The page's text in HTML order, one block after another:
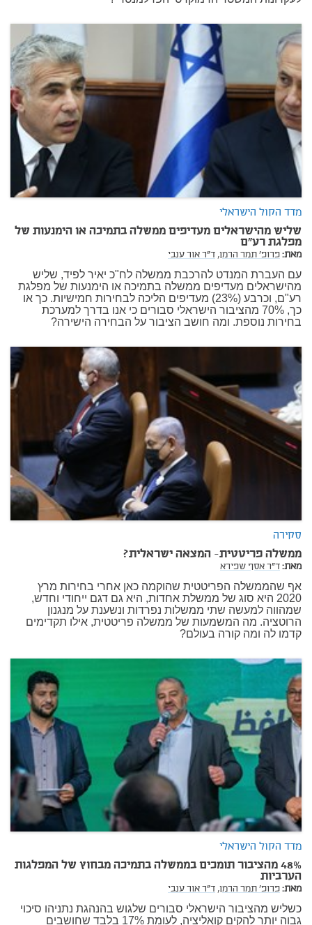
מדד הקול הישראלי
שליש מהישראלים מעדיפים ממשלה בתמיכה או הימנעות של
מפלגת רע"ם
מאת:פרופ' תמר הרמן, ד"ר אור ענבי
עם העברת המנדט להרכבת ממשלה לח"כ יאיר לפיד, שליש
מהישראלים מעדיפים ממשלה בתמיכה או הימנעות של מפלגת
רע"ם, וכרבע (23%) מעדיפים הליכה לבחירות חמישיות. כך או
כך, 70% מהציבור הישראלי סבורים כי אנו בדרך למערכת
בחירות נוספת. ומה חושב הציבור על הבחירה הישירה?
סקירה
ממשלה פריטטית- המצאה ישראלית?
מאת:ד"ר אסף שפירא
אף שהממשלה הפריטטית שהוקמה כאן אחרי בחירות מרץ
2020 היא סוג של ממשלת אחדות, היא גם דגם ייחודי וחדש,
שמהווה למעשה שתי ממשלות נפרדות ונשענת על מנגנון
הרוטציה. מה המשמעות של ממשלה פריטטית, אילו תקדימים
קדמו לה ומה קורה בעולם?
מדד הקול הישראלי
48% מהציבור תומכים בממשלה בתמיכה מבחוץ של המפלגות
הערביות
מאת:פרופ' תמר הרמן,ד"ר אור ענבי
כשליש מהציבור הישראלי סבורים שלגוש בהנהגת נתניהו סיכוי
גבוה יותר להקים קואליציה, לעומת 17% בלבד שחושבים